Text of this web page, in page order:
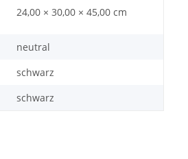
24,00 × 30,00 × 45,00 cm
neutral
schwarz
schwarz